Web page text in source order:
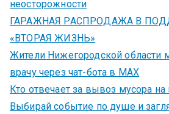
неосторожности
ГАРАЖНАЯ РАСПРОДАЖА В
«ВТОРАЯ ЖИЗНЬ»
Жители Нижегородской области
врачу через чат-бота в MAX
Кто отвечает за вывоз мусора
Выбирай событие по душе и